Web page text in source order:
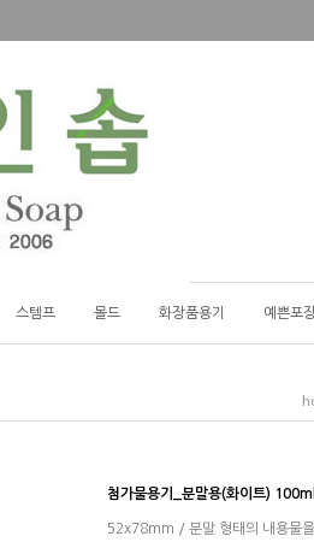
스템프 몰드 화장품용기 예쁜포
첨가물용기_분말용(화이트) 100ml
52x78mm / 분말 형태의 내용물을